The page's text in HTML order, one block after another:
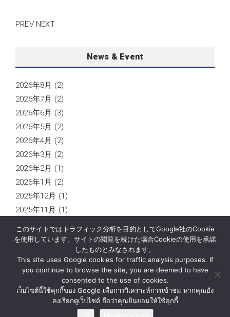
PREV NEXT
News & Event
2026年8月 (2)
2026年7月 (2)
2026年6月 (3)
2026年5月 (2)
2026年4月 (2)
2026年3月 (2)
2026年2月 (1)
2026年1月 (2)
2025年12月 (1)
2025年11月 (1)
2025年9月(1)
企業情報
お問い合わせ
プライバシー通知
このサイトではトラフィック分析を目的としてGoogle社のCookie
を使用しています。サイトの閲覧を続けた場合Cookieの使用を承諾
したものとみなされます。
This site uses Google cookies for traffic analysis purposes. If
you continue to browse the site, you are deemed to have
consented to the use of cookies.
เว็บไซต์นี้ใช้คุกกี้ของ Google เพื่อการวิเคราะห์การเข้าชม หากคุณยัง
คงเรียกดูเว็บไซต์ ถือว่าคุณยินยอมให้ใช้คุกกี้